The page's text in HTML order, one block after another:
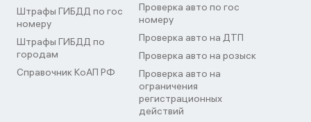
Штрафы ГИБДД по гос
номеру
Штрафы ГИБДД по
городам
Справочник КоАП РФ
Проверка авто по гос
номеру
Проверка авто на ДТП
Проверка авто на розыск
Проверка авто на
ограничения
регистрационных
действий